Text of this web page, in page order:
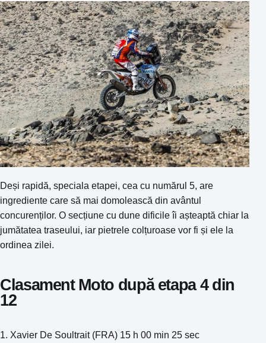
Deși rapidă, speciala etapei, cea cu numărul 5, are
ingrediente care să mai domolească din avântul
concurenților. O secțiune cu dune dificile îi așteaptă chiar la
jumătatea traseului, iar pietrele colțuroase vor fi și ele la
ordinea zilei.
Clasament Moto după etapa 4 din
12
1. Xavier De Soultrait (FRA) 15 h 00 min 25 sec